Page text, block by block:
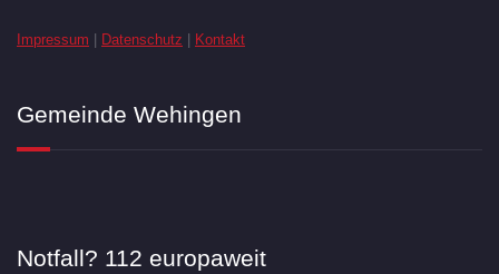
Impressum Datenschutz Kontakt
Gemeinde Wehingen
Notfall? 112 europaweit